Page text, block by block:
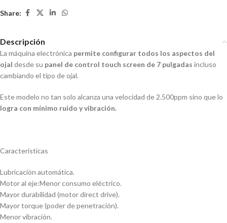
Share:
Descripción
La máquina electrónica permite configurar todos los aspectos del
ojal desde su panel de control touch screen de 7 pulgadas incluso
cambiando el tipo de ojal.
Este modelo no tan solo alcanza una velocidad de 2.500ppm sino que lo
logra con mínimo ruido y vibración.
Características
Lubricación automática.
Motor al eje:Menor consumo eléctrico.
Mayor durabilidad (motor direct drive).
Mayor torque (poder de penetración).
Menor vibración.